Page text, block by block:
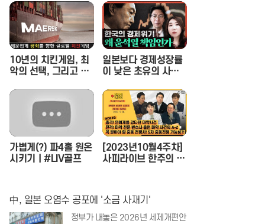
선배의 호통을 듣다. |
인기인가요 시즌2 E
P.17
10년의 치킨게임, 최
악의 선택, 그리고 한
일본보다 경제성장률
이 낮은 초유의 사태,
(이상민 나라살림연구
소 수석연구위원) - 정
혜림의 시사페이스타
임 EP.1
가볍게(?) 파4홀 원온
시키기ㅣ#LIV골프
[2023년10월4주차]
사피라이브 한주의 이
中, 일본 오염수 공포에 '소금 사재기'
정부가 내놓은 2026년 세제개편안